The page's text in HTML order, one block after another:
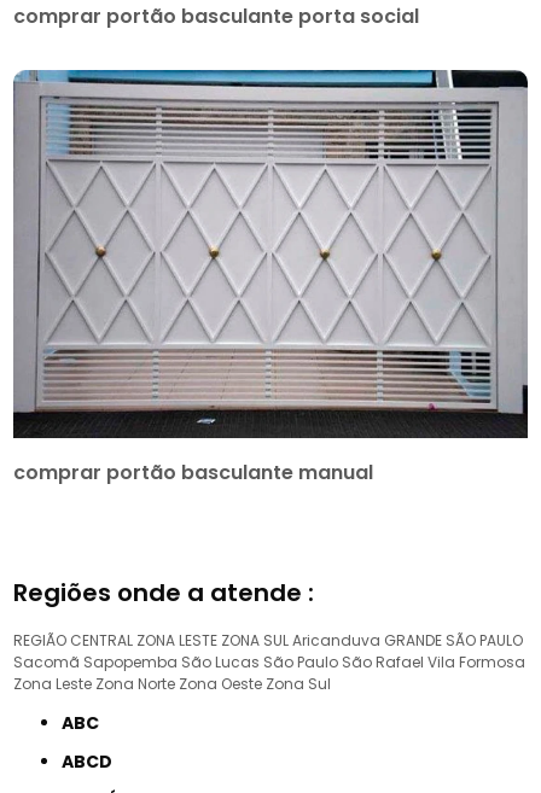
comprar portão basculante porta social
comprar portão basculante manual
Regiões onde a atende :
REGIÃO CENTRAL ZONA LESTE ZONA SULAricanduva GRANDE SÃO PAULO
Sacomã Sapopemba São Lucas São Paulo São Rafael Vila Formosa
Zona Leste Zona Norte Zona Oeste Zona Sul
ABC
ABCD